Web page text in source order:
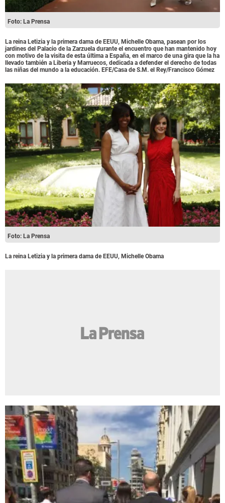
Foto: La Prensa
La reina Letizia y la primera dama de EEUU, Michelle Obama, pasean por los
jardines del Palacio de la Zarzuela durante el encuentro que han mantenido hoy
con motivo de la visita de esta última a España, en el marco de una gira que la ha
llevado también a Liberia y Marruecos, dedicada a defender el derecho de todas
las niñas del mundo a la educación. EFE/Casa de S.M. el Rey/Francisco Gómez
Foto: La Prensa
La reina Letizia y la primera dama de EEUU, Michelle Obama